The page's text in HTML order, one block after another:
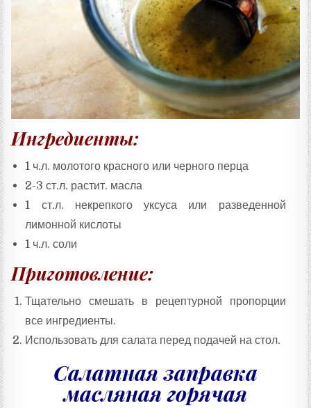
Ингредиенты:
1 ч.л. молотого красного или черного перца
2-3 ст.л. растит. масла
1 ст.л. некрепкого уксуса или разведенной
лимонной кислоты
1 ч.л. соли
Приготовление:
Тщательно смешать в рецептурной пропорции
все ингредиенты.
Использовать для салата перед подачей на стол.
Салатная заправка
масляная горячая